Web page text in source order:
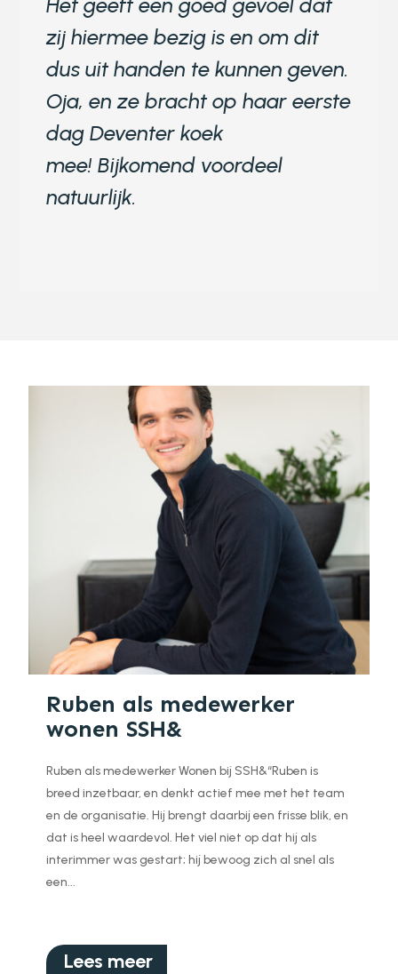
zij hiermee bezig is en om dit
dus uit handen te kunnen geven.
Oja, en ze bracht op haar eerste
dag Deventer koek
mee! Bijkomend voordeel
natuurlijk.
Ruben als medewerker
wonen SSH&
Ruben als medewerker Wonen bij SSH&“Ruben is
breed inzetbaar, en denkt actief mee met het team
en de organisatie. Hij brengt daarbij een frisse blik, en
dat is heel waardevol. Het viel niet op dat hij als
interimmer was gestart; hij bewoog zich al snel als
een...
Lees meer